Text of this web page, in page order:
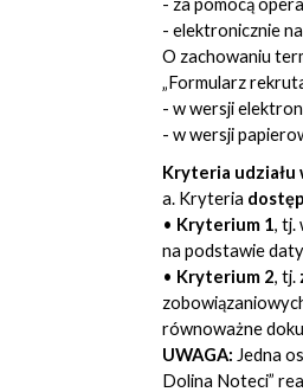
- za pomocą
- elektronicznie
O zachowaniu
„Formularz
- w wersji
- w wersji
Kryteria udziału
a. Kryteria
• Kryterium 1, tj.
na podstawie
• Kryterium 2, tj.
równoważne
UWAGA: Jedna
Dolina Noteci”